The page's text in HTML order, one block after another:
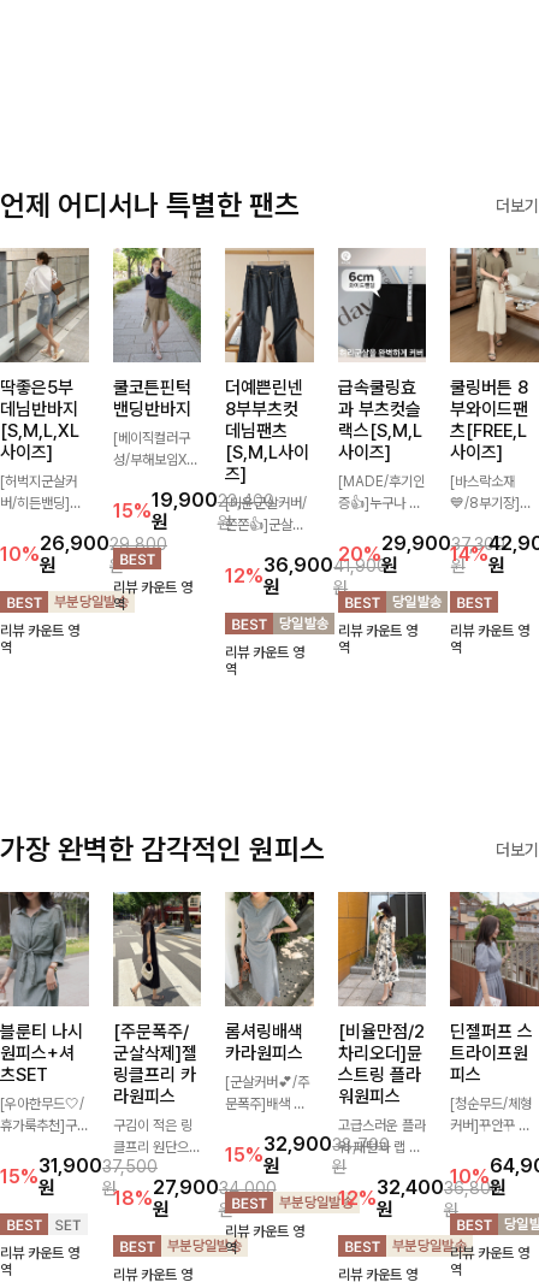
언제 어디서나 특별한 팬츠 더보기
딱좋은5부
데님반바지
[S,M,L,XL
사이즈]
[허벅지군살커
버/히든밴딩]여
와이드핏과 부담
없는 5부 기장
으로 편안하게
즐기기 좋은 데
님 팬츠 ✨ 빈티
지한 워싱감이
10%26,900
원
29,800
원
리뷰 카운트 영
역
쿨코튼핀턱
밴딩반바지
[베이직컬러구
성/부해보임X]
지는 핏으로 편
안하면서도 멋스
럽게 입어지는
밴딩 반바지🤎
넉넉한 포켓 디
테일 더해져 데
15%19,900
원
23,400
원
리뷰 카운트 영
역
더예쁜린넨
8부부츠컷
데님팬츠
[S,M,L사이
즈]
[미운군살커버/
쫀쫀👍]군살을
부츠컷 핏에 발
목이 드러나는
8부 기장으로
다리를 슬림하고
길어보이게 만들
어주며 생지 소
12%36,900
원
41,900
원
리뷰 카운트 영
역
급속쿨링효
과 부츠컷슬
랙스[S,M,L
사이즈]
[MADE/후기인
증👍]누구나 갖
스:)베이직하지
만 부츠컷으로
이쁜 핏 연출은
물론,쫀쫀한 스
판끼로 하루종일
편안하게!
20%29,900
원
37,300
원
리뷰 카운트 영
역
쿨링버튼 8
부와이드팬
츠[FREE,L
사이즈]
[바스락소재
💙/8부기장]사
일이 은은한 포
인트가 되어주는
와이드 팬츠입니
다. 여유롭게 떨
어지는 실루엣과
가볍게 바스락거
14%원
리뷰 카운트 영
역
가장 완벽한 감각적인 원피스 더보기
블룬티 나시
원피스+셔
츠SET
[우아한무드🤍/
휴가룩추천]구
소재의 나시원피
스+셔츠 조합으
로 코디 걱정없
이 여성스럽고
편안하게 즐길
수 있는 아이템
15%31,900
원
37,500
원
리뷰 카운트 영
역
[주문폭주/
군살삭제]젤
링클프리 카
라원피스
구김이 적은 링
클프리 원단으로
항상 깔끔하게
착용 가능하며
일자로 떨어지는
넉넉한 핏으로
군살을 완벽히
커버해주는 원피
18%27,900
원
34,000
원
리뷰 카운트 영
롬셔링배색
카라원피스
[군살커버💕/주
문폭주]배색 카
패턴으로 캐주얼
한 무드를 더한
롱 원피스 🖤 셔
링 디테일과 쫀
쫀한 스판 소재
로 편안하면서도
15%32,900
원
38,700
원
리뷰 카운트 영
역
[비율만점/2
차리오더]뮨
스트링 플라
워원피스
고급스러운 플라
워 패턴과 랩 디
자인으로 여성스
러우면서 세련된
분위기를 더해주
며 스트링이 내
장되어있어 슬림
하게 핏을 조절
12%32,400
원
36,800
원
리뷰 카운트 영
딘젤퍼프 스
트라이프원
피스
[청순무드/체형
커버]꾸안꾸 무
볍고 산뜻한 착
용감으로 여름
내내 손이 자주
가는 원피스예
요- 은은한 스트
라이프 패턴과
10%원
리뷰 카운트 영
역